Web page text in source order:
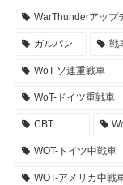
WarThunderアップ
ガルパン 戦
WoT-ソ連重戦車
WoT-ドイツ重戦車
CBT
WOT-ドイツ中戦車
WOT-アメリカ中戦